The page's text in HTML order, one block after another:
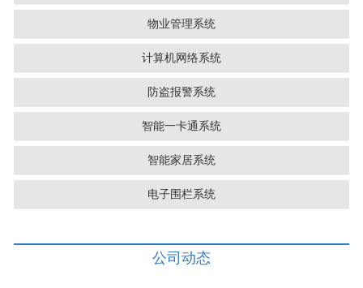
物业管理系统
计算机网络系统
防盗报警系统
智能一卡通系统
智能家居系统
电子围栏系统
公司动态